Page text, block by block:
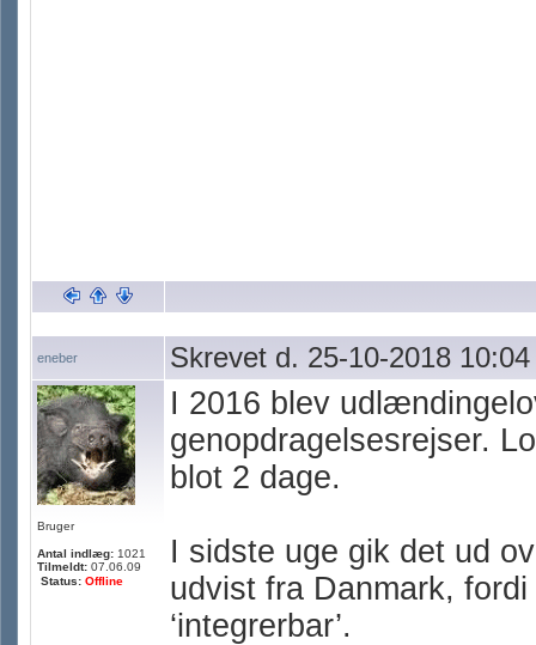
eneber Skrevet d. 25-10-2018 10:04
Bruger
Antal indlæg: 1021
Tilmeldt: 07.06.09
Status: Offline
I 2016 blev
genopdragelsesrejser.
blot 2 dage.
I sidste uge gik det ud
udvist fra Danmark,
‘integrerbar’.